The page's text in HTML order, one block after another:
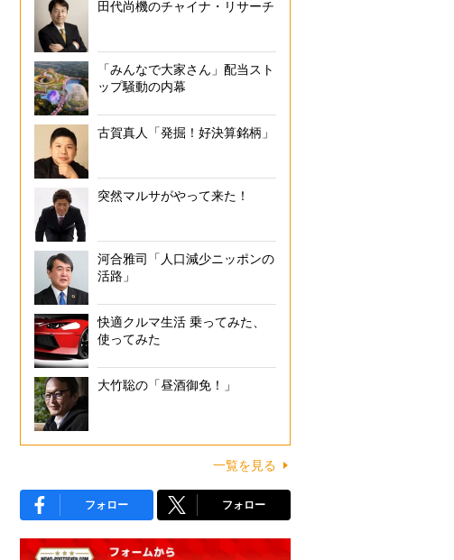
田代尚機のチャイナ・リサーチ
「みんなで大家さん」配当スト
ップ騒動の内幕
古賀真人「発掘！好決算銘柄」
突然マルサがやって来た！
河合雅司「人口減少ニッポンの
活路」
快適クルマ生活 乗ってみた、
使ってみた
大竹聡の「昼酒御免！」
一覧を見る
フォロー フォロー